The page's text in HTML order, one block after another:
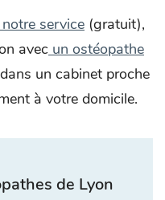
service (gratuit),
avec un ostéopathe
un cabinet proche
à votre domicile.
de Lyon